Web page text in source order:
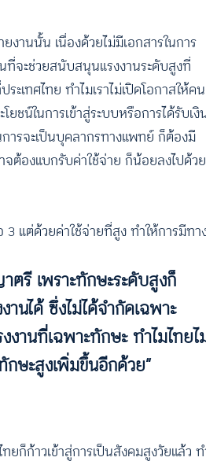
งานนั้น เนื่องด้วยไม่มีเอกสารในการ
ที่จะช่วยสนับสนุนแรงงานระดับสูงที่
ทศไทย ทำไมเราไม่เปิดโอกาสให้คน
น์ในการเข้าสู่ระบบหรือการได้รับเงิ
การจะเป็นบุคลากรทางแพทย์ ก็ต้องมี
ต้องแบกรับค่าใช้จ่าย ก็น้อยลงไปด้ว
3 แต่ด้วยค่าใช้จ่ายที่สูง ทำให้การมีทา
รี เพราะทักษะระดับสูงก็
ได้ ซึ่งไม่ได้จำกัดเฉพาะ
งานที่เฉพาะทักษะ ทำไมไทยไ
ษะสูงเพิ่มขึ้นอีกด้วย”
ก็ก้าวเข้าสู่การเป็นสังคมสูงวัยแล้ว ท